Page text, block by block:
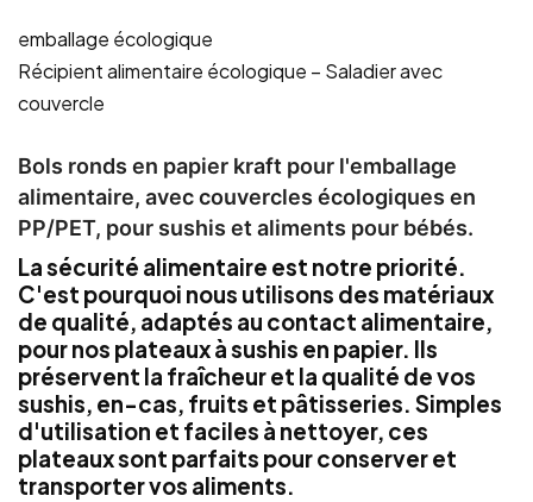
emballage écologique
Récipient alimentaire écologique – Saladier avec
couvercle
Bols ronds en papier kraft pour l'emballage
alimentaire, avec couvercles écologiques en
PP/PET, pour sushis et aliments pour bébés.
La sécurité alimentaire est notre priorité.
C'est pourquoi nous utilisons des matériaux
de qualité, adaptés au contact alimentaire,
pour nos plateaux à sushis en papier. Ils
préservent la fraîcheur et la qualité de vos
sushis, en-cas, fruits et pâtisseries. Simples
d'utilisation et faciles à nettoyer, ces
plateaux sont parfaits pour conserver et
transporter vos aliments.